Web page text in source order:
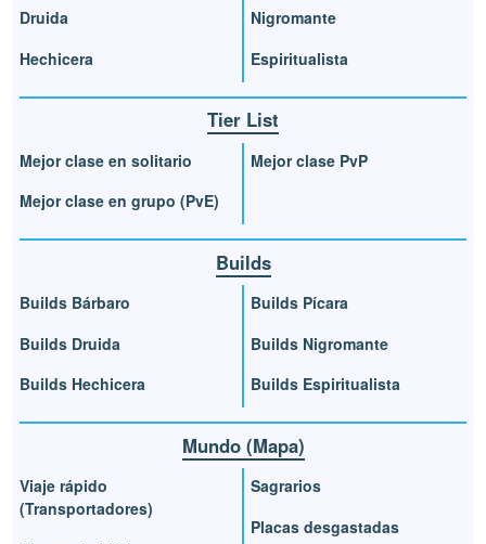
Druida
Hechicera
Nigromante
Espiritualista
Tier List
Mejor clase en solitario
Mejor clase en grupo (PvE)
Mejor clase PvP
Builds
Builds Bárbaro
Builds Druida
Builds Hechicera
Builds Pícara
Builds Nigromante
Builds Espiritualista
Mundo (Mapa)
Viaje rápido
(Transportadores)
Sagrarios
Placas desgastadas